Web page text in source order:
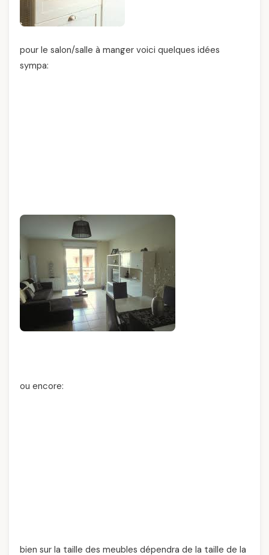
pour le salon/salle à manger voici quelques idées
sympa:
ou encore:
bien sur la taille des meubles dépendra de la taille de la